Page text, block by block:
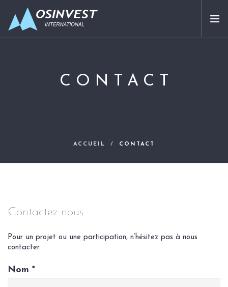
NOUS CONNAÎTRECONTACT
ACCUEIL CONTACT
Contactez-nous
Pour un projet ou une participation, n’hésitez pas à nous
contacter.
Nom *